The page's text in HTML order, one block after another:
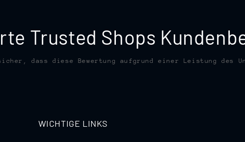
Trusted Shops
dass diese Bewertung aufgrund einer Leistung des
WICHTIGE LINKS